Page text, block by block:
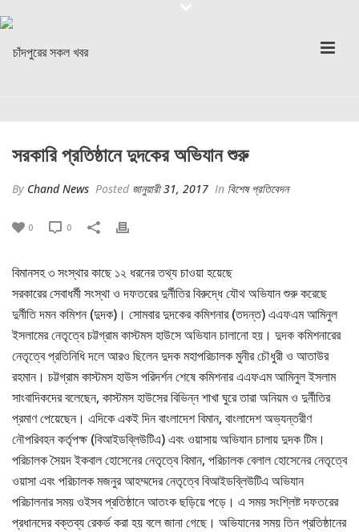
সরকারি প্রতিষ্ঠানে দুদকের অভিযান শুরু
By Chand News Posted জানুয়ারী 31, 2017 In বিশেষ প্রতিবেদন
0 0
বিমানসহ ৩ সংস্থার কাছে ১২ ধরনের তথ্য চাওয়া হয়েছে
সরকারের সেবাধর্মী সংস্থা ও দফতরের দুর্নীতির বিরুদ্ধে যৌথ অভিযান শুরু করেছে
দুর্নীতি দমন কমিশন (দুদক)। সোমবার দুদকের কমিশনার (তদন্ত) এএফএম আমিনুল
ইসলামের নেতৃত্বে চট্টগ্রাম কাস্টমস হাউসে অভিযান চালানো হয়। দুদক কমিশনারের
নেতৃত্বে প্রতিনিধি দলে আরও ছিলেন দুদক মহাপরিচালক মুনীর চৌধুরী ও আতাউর
রহমান। চট্টগ্রাম কাস্টমস হাউস পরিদর্শন শেষে কমিশনার এএফএম আমিনুল ইসলাম
সাংবাদিকদের বলেছেন, কাস্টমস হাউসের বিভিন্ন শাখা ঘুরে তারা অনিয়ম ও দুর্নীতির
প্রমাণ পেয়েছেন। এদিকে একই দিন বাংলাদেশ বিমান, বাংলাদেশ অভ্যন্তরীণ
নৌপরিবহন কর্তৃপক্ষ (বিআইডব্লিউটিএ) এবং ওয়াসায় অভিযান চালায় দুদক টিম।
পরিচালক সৈয়দ ইকবাল হোসেনের নেতৃত্বে বিমান, পরিচালক বেলাল হোসেনের নেতৃত্বে
ওয়াসা এবং পরিচালক মজনুর আহম্মদের নেতৃত্বে বিআইডব্লিউটিএ অভিযান
পরিচালনার সময় ওইসব প্রতিষ্ঠানে আতংক ছড়িয়ে পড়ে। এ সময় সংশ্লিষ্ট দফতরের
প্রধানদের বক্তব্য রেকর্ড করা হয় বলে জানা গেছে। অভিযানের সময় তিন প্রতিষ্ঠানের